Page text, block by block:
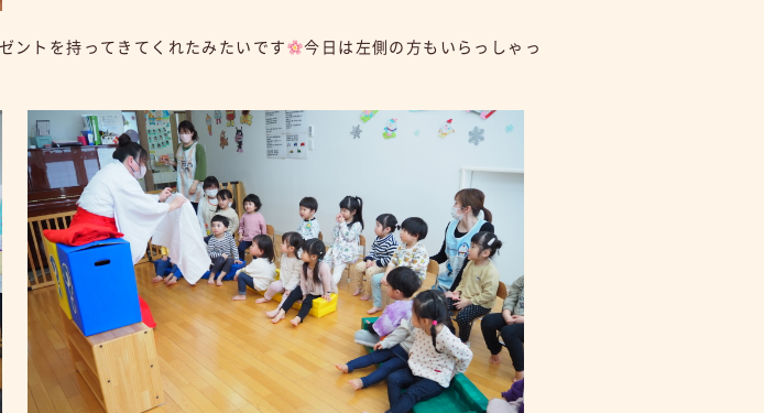
ントを持ってきてくれたみたいです
今日は左側の方もいらっしゃっ